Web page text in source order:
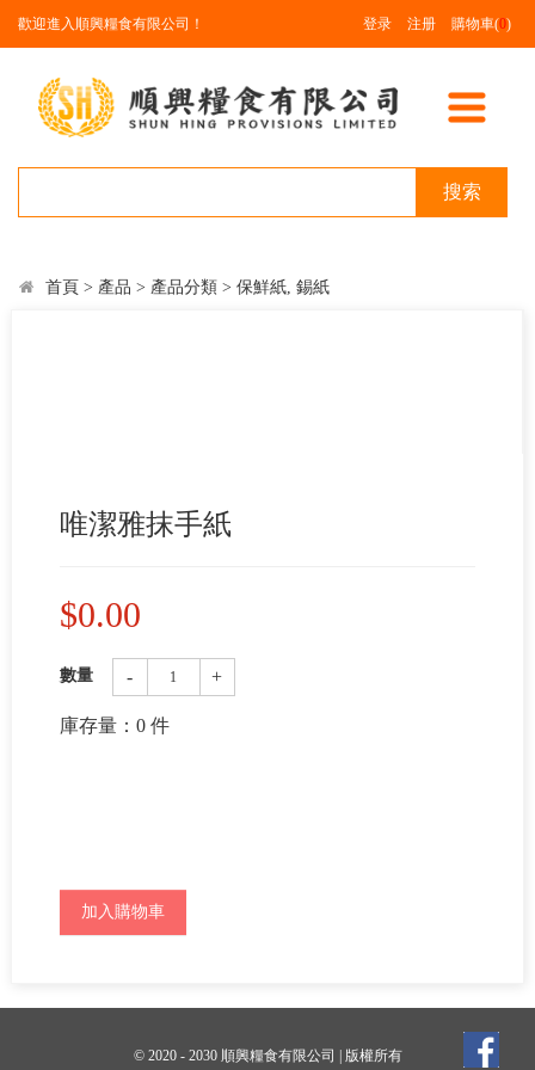
歡迎進入順興糧食有限公司！ 登录 注册 購物車(0)
搜索
首頁> 產品 > 產品分類> 保鮮紙, 錫紙
唯潔雅抹手紙
$0.00
數量 - +
庫存量： 0件
加入購物車
© 2020 - 2030 順興糧食有限公司 | 版權所有